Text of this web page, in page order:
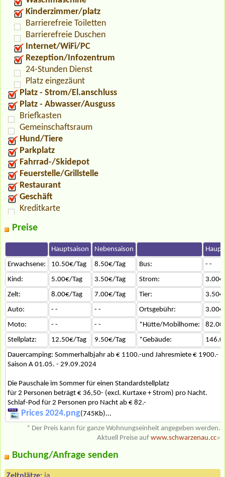
Kinderzimmer/platz
Barrierefreie Toiletten
Barrierefreie Duschen
Internet/WiFi/PC
Rezeption/Infozentrum
24-Stunden Dienst
Platz eingezäunt
Platz - Strom/El.anschluss
Platz - Abwasser/Ausguss
Briefkasten
Gemeinschaftsraum
Hund/Tiere
Parkplatz
Fahrrad-/Skidepot
Feuerstelle/Grillstelle
Restaurant
Geschäft
Kreditkarte
Preise
Hauptsaison Nebensaison
Erwachsene:
10.50€/Tag 8.50€/Tag Bus:
- -
Kind:
5.00€/Tag 3.50€/Tag Strom:
Zelt:
8.00€/Tag 7.00€/Tag Tier:
Auto:
- - - - Ortsgebühr:
Moto:
- - - - *Hütte/Mobilhome:
Stellplatz:
12.50€/Tag 9.50€/Tag *Gebäude:
Dauercamping: Sommerhalbjahr ab € 1100.-und Jahresmiete € 1900.-
Saison A 01.05. - 29.09.2024
Die Pauschale im Sommer für einen Standardstellplatz
für 2 Personen beträgt € 36,50- (excl. Kurtaxe + Strom) pro Nacht.
Schlaf-Pod für 2 Personen pro Nacht ab € 82.-
Prices 2024.png(745Kb)...
* Der Preis kann für ganze Wohnungseinheit angegeben werden.
Aktuell Preise auf www.schwarzenau.cc»
Buchung/Anfrage senden